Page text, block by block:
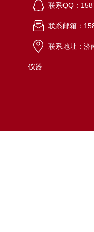
联系QQ：
联系邮箱：
联系地址：济
仪器